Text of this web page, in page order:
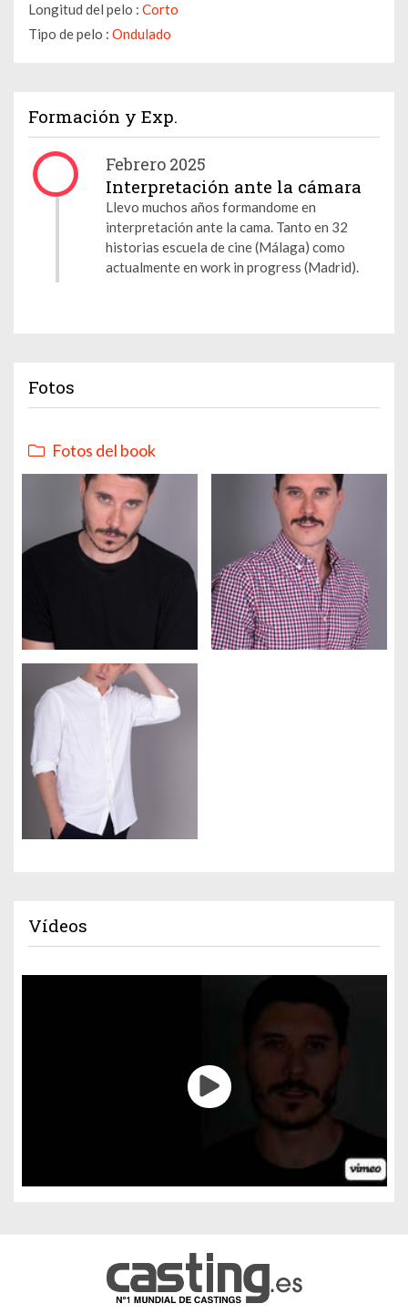
Longitud del pelo : Corto
Tipo de pelo : Ondulado
Formación y Exp.
Febrero 2025
Interpretación ante la cámara
Llevo muchos años formandome en
interpretación ante la cama. Tanto en 32
historias escuela de cine (Málaga) como
actualmente en work in progress (Madrid).
Fotos
Fotos del book
Vídeos